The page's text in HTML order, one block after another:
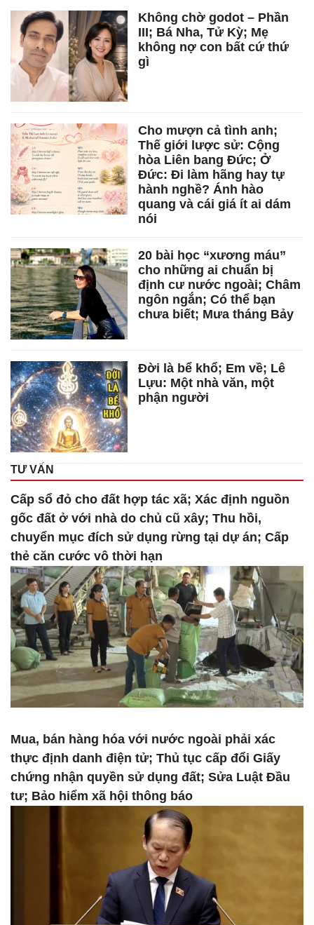
Không chờ godot – Phần
III; Bá Nha, Tử Kỳ; Mẹ
không nợ con bất cứ thứ
gì
Cho mượn cả tình anh;
Thế giới lược sử: Cộng
hòa Liên bang Đức; Ở
Đức: Đi làm hãng hay tự
hành nghề? Ánh hào
quang và cái giá ít ai dám
nói
20 bài học “xương máu”
cho những ai chuẩn bị
định cư nước ngoài; Châm
ngôn ngắn; Có thể bạn
chưa biết; Mưa tháng Bảy
Đời là bể khổ; Em về; Lê
Lựu: Một nhà văn, một
phận người
TƯ VẤN
Cấp sổ đỏ cho đất hợp tác xã; Xác định nguồn
gốc đất ở với nhà do chủ cũ xây; Thu hồi,
chuyển mục đích sử dụng rừng tại dự án; Cấp
thẻ căn cước vô thời hạn
Mua, bán hàng hóa với nước ngoài phải xác
thực định danh điện tử; Thủ tục cấp đổi Giấy
chứng nhận quyền sử dụng đất; Sửa Luật Đầu
tư; Bảo hiểm xã hội thông báo